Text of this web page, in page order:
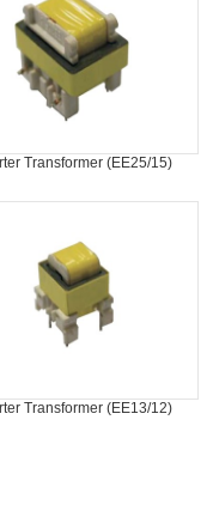
Transformer (EE25/15)
Transformer (EE13/12)